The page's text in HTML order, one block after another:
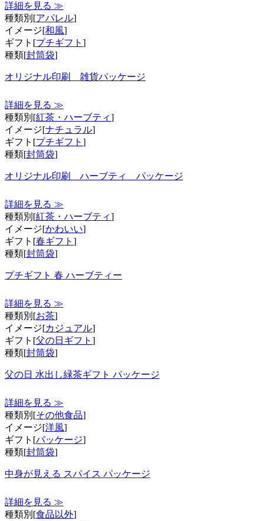
詳細を見る ≫
種類別[アパレル]
イメージ[和風]
ギフト[プチギフト ]
種類[封筒袋]
オリジナル印刷 雑貨パッケージ
詳細を見る ≫
種類別[紅茶・ハーブティ]
イメージ[ナチュラル]
ギフト[プチギフト ]
種類[封筒袋]
オリジナル印刷 ハーブティ パッケージ
詳細を見る ≫
種類別[紅茶・ハーブティ]
イメージ[かわいい]
ギフト[春ギフト ]
種類[封筒袋]
プチギフト 春 ハーブティー
詳細を見る ≫
種類別[お茶]
イメージ[カジュアル]
ギフト[父の日ギフト ]
種類[封筒袋]
父の日 水出し緑茶ギフト パッケージ
詳細を見る ≫
種類別[その他食品]
イメージ[洋風]
ギフト[パッケージ]
種類[封筒袋]
中身が見える スパイス パッケージ
詳細を見る ≫
種類別[食品以外]